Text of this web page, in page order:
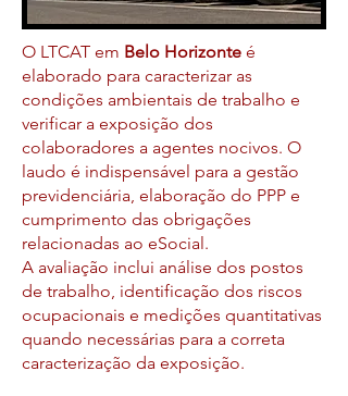
O LTCAT em Belo Horizonte é
elaborado para caracterizar as
condições ambientais de trabalho e
verificar a exposição dos
colaboradores a agentes nocivos. O
laudo é indispensável para a gestão
previdenciária, elaboração do PPP e
cumprimento das obrigações
relacionadas ao eSocial.
A avaliação inclui análise dos postos
de trabalho, identificação dos riscos
ocupacionais e medições quantitativas
quando necessárias para a correta
caracterização da exposição.